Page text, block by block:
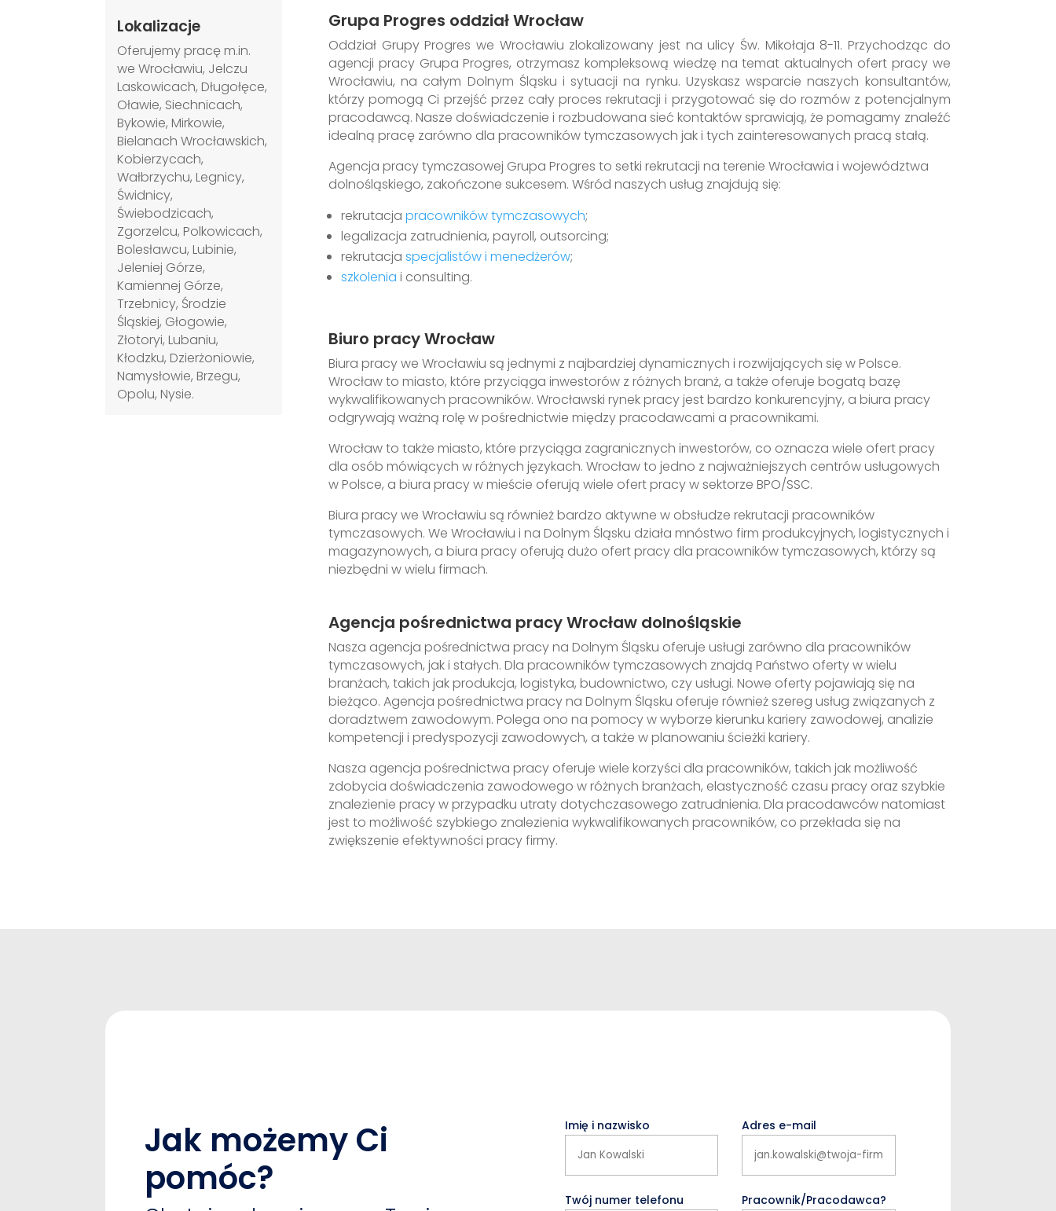
Lokalizacje
Oferujemy pracę m.in.
we Wrocławiu, Jelczu
Laskowicach, Długołęce,
Oławie, Siechnicach,
Bykowie, Mirkowie,
Bielanach Wrocławskich,
Kobierzycach,
Wałbrzychu, Legnicy,
Świdnicy,
Świebodzicach,
Zgorzelcu, Polkowicach,
Bolesławcu, Lubinie,
Jeleniej Górze,
Kamiennej Górze,
Trzebnicy, Środzie
Śląskiej, Głogowie,
Złotoryi, Lubaniu,
Kłodzku, Dzierżoniowie,
Namysłowie, Brzegu,
Opolu, Nysie.
Grupa Progres oddział Wrocław
Oddział Grupy Progres we Wrocławiu zlokalizowany jest na ulicy Św. Mikołaja 8-11. Przychodząc do
agencji pracy Grupa Progres, otrzymasz kompleksową wiedzę na temat aktualnych ofert pracy we
Wrocławiu, na całym Dolnym Śląsku i sytuacji na rynku. Uzyskasz wsparcie naszych konsultantów,
którzy pomogą Ci przejść przez cały proces rekrutacji i przygotować się do rozmów z potencjalnym
pracodawcą. Nasze doświadczenie i rozbudowana sieć kontaktów sprawiają, że pomagamy znaleźć
idealną pracę zarówno dla pracowników tymczasowych jak i tych zainteresowanych pracą stałą.
Agencja pracy tymczasowej Grupa Progres to setki rekrutacji na terenie Wrocławia i województwa
dolnośląskiego, zakończone sukcesem. Wśród naszych usług znajdują się:
rekrutacja pracowników tymczasowych;
legalizacja zatrudnienia, payroll, outsorcing;
rekrutacja specjalistów i menedżerów;
szkolenia i consulting.
Biuro pracy Wrocław
Biura pracy we Wrocławiu są jednymi z najbardziej dynamicznych i rozwijających się w Polsce.
Wrocław to miasto, które przyciąga inwestorów z różnych branż, a także oferuje bogatą bazę
wykwalifikowanych pracowników. Wrocławski rynek pracy jest bardzo konkurencyjny, a biura pracy
odgrywają ważną rolę w pośrednictwie między pracodawcami a pracownikami.
Wrocław to także miasto, które przyciąga zagranicznych inwestorów, co oznacza wiele ofert pracy
dla osób mówiących w różnych językach. Wrocław to jedno z najważniejszych centrów usługowych
w Polsce, a biura pracy w mieście oferują wiele ofert pracy w sektorze BPO/SSC.
Biura pracy we Wrocławiu są również bardzo aktywne w obsłudze rekrutacji pracowników
tymczasowych. We Wrocławiu i na Dolnym Śląsku działa mnóstwo firm produkcyjnych, logistycznych i
magazynowych, a biura pracy oferują dużo ofert pracy dla pracowników tymczasowych, którzy są
niezbędni w wielu firmach.
Agencja pośrednictwa pracy Wrocław dolnośląskie
Nasza agencja pośrednictwa pracy na Dolnym Śląsku oferuje usługi zarówno dla pracowników
tymczasowych, jak i stałych. Dla pracowników tymczasowych znajdą Państwo oferty w wielu
branżach, takich jak produkcja, logistyka, budownictwo, czy usługi. Nowe oferty pojawiają się na
bieżąco. Agencja pośrednictwa pracy na Dolnym Śląsku oferuje również szereg usług związanych z
doradztwem zawodowym. Polega ono na pomocy w wyborze kierunku kariery zawodowej, analizie
kompetencji i predyspozycji zawodowych, a także w planowaniu ścieżki kariery.
Nasza agencja pośrednictwa pracy oferuje wiele korzyści dla pracowników, takich jak możliwość
zdobycia doświadczenia zawodowego w różnych branżach, elastyczność czasu pracy oraz szybkie
znalezienie pracy w przypadku utraty dotychczasowego zatrudnienia. Dla pracodawców natomiast
jest to możliwość szybkiego znalezienia wykwalifikowanych pracowników, co przekłada się na
zwiększenie efektywności pracy firmy.
Jak możemy Ci
pomóc?
Imię i nazwisko Adres e-mail
Twój numer telefonu Pracownik/Pracodawca?